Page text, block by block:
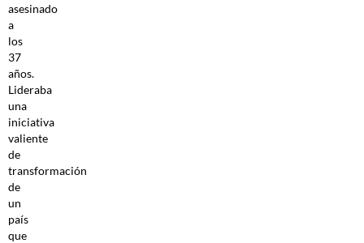
asesinado
a
los
37
años.
Lideraba
una
iniciativa
valiente
de
transformación
de
un
país
que